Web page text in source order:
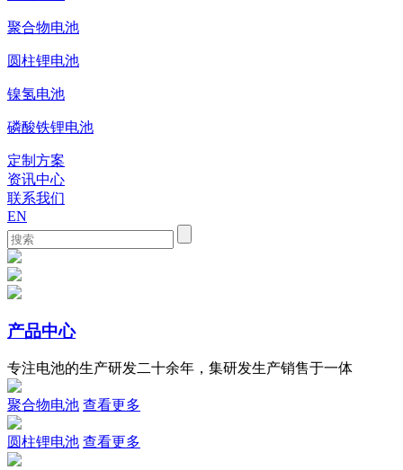
聚合物电池
圆柱锂电池
镍氢电池
磷酸铁锂电池
定制方案
资讯中心
联系我们
EN
产品中心
专注电池的生产研发二十余年，集研发生产销售于一体
聚合物电池 查看更多
圆柱锂电池 查看更多